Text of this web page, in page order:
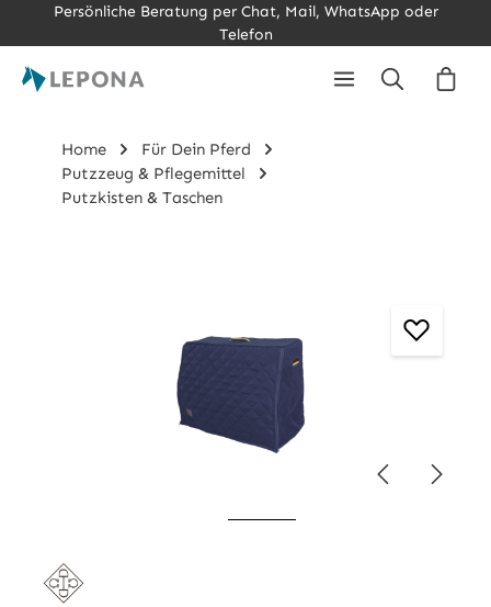
Zum Hauptinhalt springen
Persönliche Beratung per Chat, Mail, WhatsApp oder
Telefon
Home
Für Dein Pferd
Putzzeug & Pflegemittel
Putzkisten & Taschen